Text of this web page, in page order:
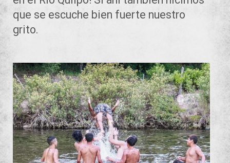
que se escuche bien fuerte nuestro
grito.